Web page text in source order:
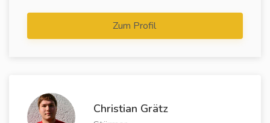
Zum Profil
Christian Grätz